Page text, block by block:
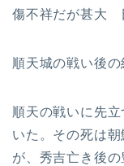
傷不祥だが甚大
順天城の戦い後の
順天の戦いに先
いた。その死は
が、秀吉亡き後